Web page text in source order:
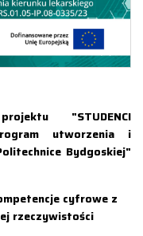
"STUDENCI
utworzenia i
Bydgoskiej"
cyfrowe z
rzeczywistości